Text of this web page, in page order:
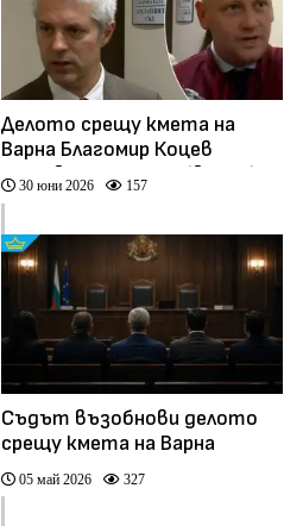
Делото срещу кмета на
Варна Благомир Коцев
отново не тръгна (видео)
30 юни 2026 157
Съдът възобнови делото
срещу кмета на Варна
05 май 2026 327